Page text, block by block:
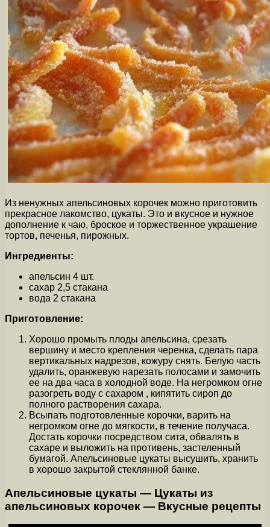
Из ненужных апельсиновых корочек можно приготовить
прекрасное лакомство, цукаты. Это и вкусное и нужное
дополнение к чаю, броское и торжественное украшение
тортов, печенья, пирожных.
Ингредиенты:
апельсин 4 шт.
сахар 2,5 стакана
вода 2 стакана
Приготовление:
Хорошо промыть плоды апельсина, срезать
вершину и место крепления черенка, сделать пара
вертикальных надрезов, кожуру снять. Белую часть
удалить, оранжевую нарезать полосами и замочить
ее на два часа в холодной воде. На негромком огне
разогреть воду с сахаром , кипятить сироп до
полного растворения сахара.
Всыпать подготовленные корочки, варить на
негромком огне до мягкости, в течение получаса.
Достать корочки посредством сита, обвалять в
сахаре и выложить на противень, застеленный
бумагой. Апельсиновые цукаты высушить, хранить
в хорошо закрытой стеклянной банке.
Апельсиновые цукаты — Цукаты из
апельсиновых корочек — Вкусные рецепты